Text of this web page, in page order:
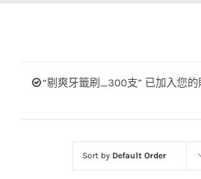
“剔爽牙籤刷_300支” 已加入您的
Sort by Default Order